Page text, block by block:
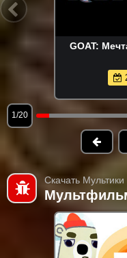
GOAT:
1/20
Скачать Мультики